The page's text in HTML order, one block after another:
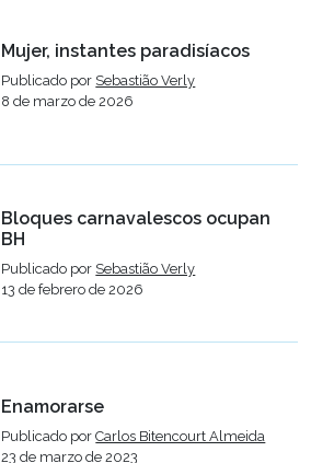
Mujer, instantes paradisíacos
Publicado por Sebastião Verly
8 de marzo de 2026
Bloques carnavalescos ocupan
BH
Publicado por Sebastião Verly
13 de febrero de 2026
Enamorarse
Publicado porCarlos Bitencourt Almeida
23 de marzo de 2023